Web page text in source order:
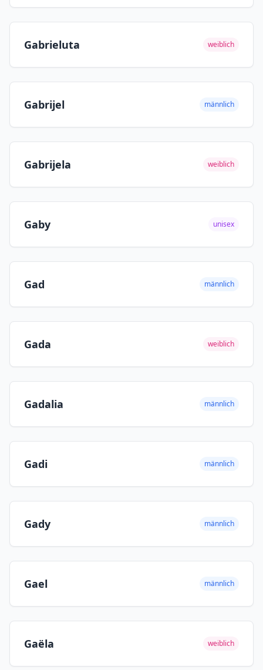
Gabrieluta weiblich
Gabrijel männlich
Gabrijela weiblich
Gaby unisex
Gad männlich
Gada weiblich
Gadalia männlich
Gadi männlich
Gady männlich
Gael männlich
Gaëla weiblich